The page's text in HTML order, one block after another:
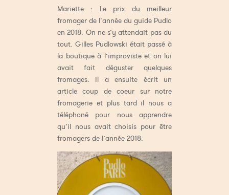
Mariette : Le prix du meilleur
fromager de l’année du guide Pudlo
en 2018. On ne s’y attendait pas du
tout. Gilles Pudlowski était passé à
la boutique à l’improviste et on lui
avait fait déguster quelques
fromages. Il a ensuite écrit un
article coup de coeur sur notre
fromagerie et plus tard il nous a
téléphoné pour nous apprendre
qu’il nous avait choisis pour être
fromagers de l’année 2018.